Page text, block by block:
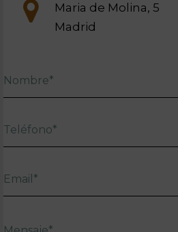
Maria de Molina, 5
Madrid